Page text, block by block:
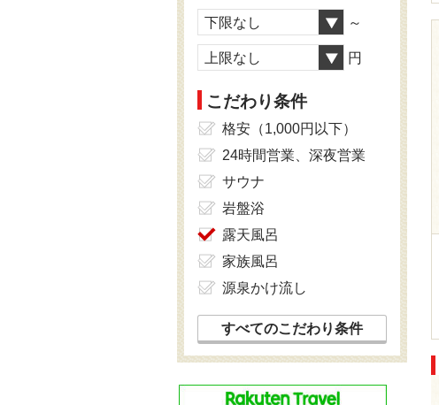
下限なし ～
上限なし 円
こだわり条件
格安（1,000円以下）
24時間営業、深夜営業
サウナ
岩盤浴
露天風呂
家族風呂
源泉かけ流し
すべてのこだわり条件